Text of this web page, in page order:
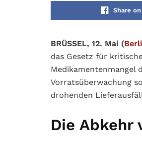
Share
BRÜSSEL, 12. Mai (
das Gesetz für
Medikamentenmangel
Vorratsüberwachung
drohenden
Die Abkehr